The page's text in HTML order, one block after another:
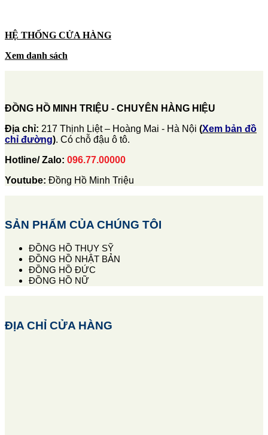
HỆ THỐNG CỬA HÀNG
Xem danh sách
ĐỒNG HỒ MINH TRIỆU - CHUYÊN HÀNG HIỆU
Địa chỉ: 217 Thịnh Liệt – Hoàng Mai - Hà Nội (Xem bản đồ
chỉ đường). Có chỗ đậu ô tô.
Hotline/ Zalo: 096.77.00000
Youtube: Đồng Hồ Minh Triệu
SẢN PHẨM CỦA CHÚNG TÔI
ĐỒNG HỒ THỤY SỸ
ĐỒNG HỒ NHẬT BẢN
ĐỒNG HỒ ĐỨC
ĐỒNG HỒ NỮ
ĐỊA CHỈ CỬA HÀNG